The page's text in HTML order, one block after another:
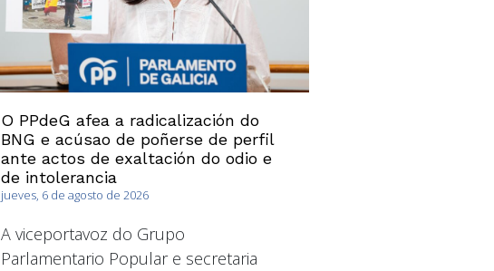
O PPdeG afea a radicalización do
BNG e acúsao de poñerse de perfil
ante actos de exaltación do odio e
de intolerancia
jueves, 6 de agosto de 2026
A viceportavoz do Grupo
Parlamentario Popular e secretaria